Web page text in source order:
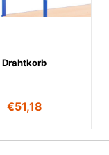
Drahtkorb
€51,18